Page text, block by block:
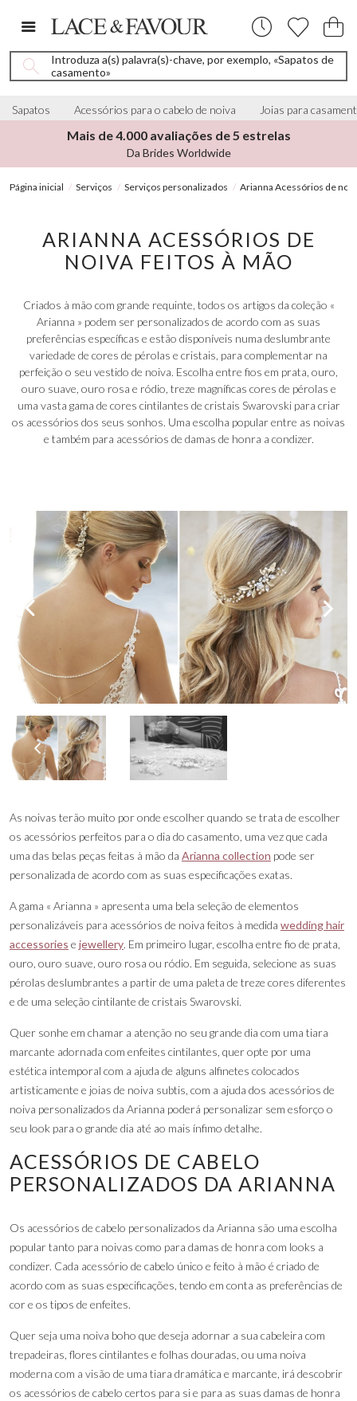
Introduza a(s) palavra(s)-chave, por exemplo, «Sapatos de
casamento»
Sapatos Acessórios para o cabelo de noiva Joias para
Mais de 4.000 avaliações de 5 estrelas
Da Brides Worldwide
Página inicial Serviços Serviços personalizados Arianna Acessórios de
ARIANNA ACESSÓRIOS DE
NOIVA FEITOS À MÃO
Criados à mão com grande requinte, todos os artigos da coleção «
Arianna » podem ser personalizados de acordo com as suas
preferências específicas e estão disponíveis numa deslumbrante
variedade de cores de pérolas e cristais, para complementar na
perfeição o seu vestido de noiva. Escolha entre fios em prata, ouro,
ouro suave, ouro rosa e ródio, treze magníficas cores de pérolas e
uma vasta gama de cores cintilantes de cristais Swarovski para criar
os acessórios dos seus sonhos. Uma escolha popular entre as noivas
e também para acessórios de damas de honra a condizer.
As noivas terão muito por onde escolher quando se trata de escolher
os acessórios perfeitos para o dia do casamento, uma vez que cada
uma das belas peças feitas à mão da Arianna collection pode ser
personalizada de acordo com as suas especificações exatas.
A gama « Arianna » apresenta uma bela seleção de elementos
personalizáveis para acessórios de noiva feitos à medida wedding hair
accessories e jewellery. Em primeiro lugar, escolha entre fio de prata,
ouro, ouro suave, ouro rosa ou ródio. Em seguida, selecione as suas
pérolas deslumbrantes a partir de uma paleta de treze cores diferentes
e de uma seleção cintilante de cristais Swarovski.
Quer sonhe em chamar a atenção no seu grande dia com uma tiara
marcante adornada com enfeites cintilantes, quer opte por uma
estética intemporal com a ajuda de alguns alfinetes colocados
artisticamente e joias de noiva subtis, com a ajuda dos acessórios de
noiva personalizados da Arianna poderá personalizar sem esforço o
seu look para o grande dia até ao mais ínfimo detalhe.
ACESSÓRIOS DE CABELO
PERSONALIZADOS DA ARIANNA
Os acessórios de cabelo personalizados da Arianna são uma escolha
popular tanto para noivas como para damas de honra com looks a
condizer. Cada acessório de cabelo único e feito à mão é criado de
acordo com as suas especificações, tendo em conta as preferências de
cor e os tipos de enfeites.
Quer seja uma noiva boho que deseja adornar a sua cabeleira com
trepadeiras, flores cintilantes e folhas douradas, ou uma noiva
moderna com a visão de uma tiara dramática e marcante, irá descobrir
os acessórios de cabelo certos para si e para as suas damas de honra